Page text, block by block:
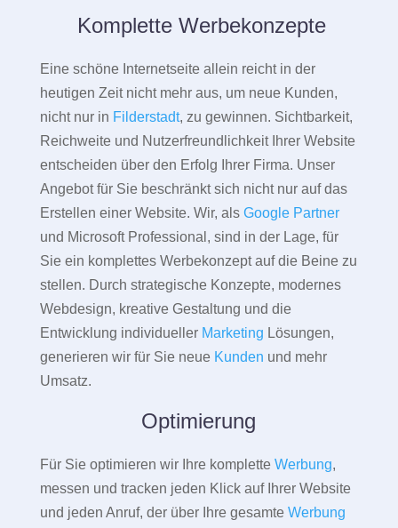
Komplette Werbekonzepte
Eine schöne Internetseite allein reicht in der
heutigen Zeit nicht mehr aus, um neue Kunden,
nicht nur in Filderstadt, zu gewinnen. Sichtbarkeit,
Reichweite und Nutzerfreundlichkeit Ihrer Website
entscheiden über den Erfolg Ihrer Firma. Unser
Angebot für Sie beschränkt sich nicht nur auf das
Erstellen einer Website. Wir, als Google Partner
und Microsoft Professional, sind in der Lage, für
Sie ein komplettes Werbekonzept auf die Beine zu
stellen. Durch strategische Konzepte, modernes
Webdesign, kreative Gestaltung und die
Entwicklung individueller Marketing Lösungen,
generieren wir für Sie neue Kunden und mehr
Umsatz.
Optimierung
Für Sie optimieren wir Ihre komplette Werbung,
messen und tracken jeden Klick auf Ihrer Website
und jeden Anruf, der über Ihre gesamte Werbung